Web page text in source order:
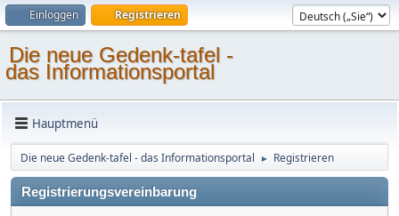
Einloggen Registrieren
Die neue Gedenk-tafel -
das Informationsportal
Hauptmenü
Die neue Gedenk-tafel - das Informationsportal ► Registrieren
Registrierungsvereinbarung